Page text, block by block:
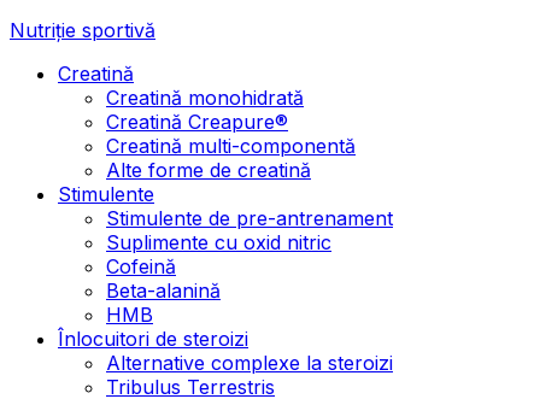
Nutriție sportivă
Creatină
Creatină monohidrată
Creatină Creapure®
Creatină multi-componentă
Alte forme de creatină
Stimulente
Stimulente de pre-antrenament
Suplimente cu oxid nitric
Cofeină
Beta-alanină
HMB
Înlocuitori de steroizi
Alternative complexe la steroizi
Tribulus Terrestris